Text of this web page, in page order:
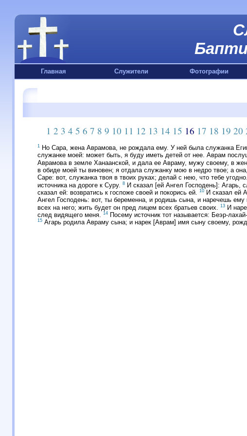
Главная Служители Фотографии
1 2 3 4 5 6 7 8 9 10 11 12 13 14 15 16 17 18 19 20
1 Но Сара, жена Аврамова, не рождала ему. У ней была служанка
служанке моей: может быть, я буду иметь детей от нее. Аврам
Аврамова в земле Ханаанской, и дала ее Авраму, мужу своему, в
в обиде моей ты виновен; я отдала служанку мою в недро твое; а
Саре: вот, служанка твоя в твоих руках; делай с нею, что тебе
источника на дороге к Суру.
8 И сказал [ей Ангел Господень]: Агарь,
сказал ей: возвратись к госпоже своей и покорись ей. 10 И сказал ей
Ангел Господень: вот, ты беременна, и родишь сына, и наречешь
всех на него; жить будет он пред лицем всех братьев своих.
13 И
след видящего меня. 14 Посему источник тот называется: Беэр-
15 Агарь родила Авраму сына; и нарек [Аврам] имя сыну своему,